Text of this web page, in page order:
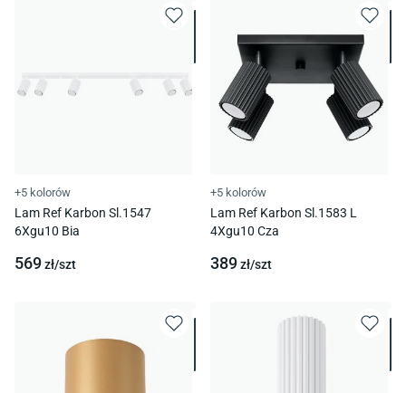
+5 kolorów
Lam Ref Karbon Sl.1547
6Xgu10 Bia
569zł/szt
+5 kolorów
Lam Ref Karbon Sl.1583 L
4Xgu10 Cza
389zł/szt